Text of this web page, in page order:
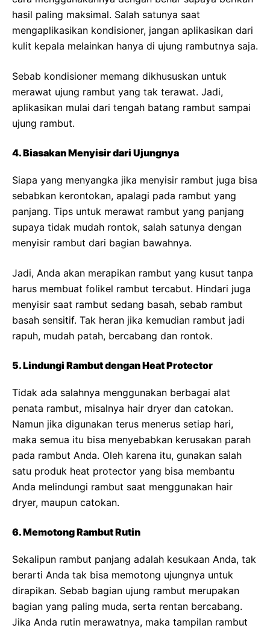
hasil paling maksimal. Salah satunya saat
mengaplikasikan kondisioner, jangan aplikasikan dari
kulit kepala melainkan hanya di ujung rambutnya saja.
Sebab kondisioner memang dikhususkan untuk
merawat ujung rambut yang tak terawat. Jadi,
aplikasikan mulai dari tengah batang rambut sampai
ujung rambut.
4. Biasakan Menyisir dari Ujungnya
Siapa yang menyangka jika menyisir rambut juga bisa
sebabkan kerontokan, apalagi pada rambut yang
panjang. Tips untuk merawat rambut yang panjang
supaya tidak mudah rontok, salah satunya dengan
menyisir rambut dari bagian bawahnya.
Jadi, Anda akan merapikan rambut yang kusut tanpa
harus membuat folikel rambut tercabut. Hindari juga
menyisir saat rambut sedang basah, sebab rambut
basah sensitif. Tak heran jika kemudian rambut jadi
rapuh, mudah patah, bercabang dan rontok.
5. Lindungi Rambut dengan Heat Protector
Tidak ada salahnya menggunakan berbagai alat
penata rambut, misalnya hair dryer dan catokan.
Namun jika digunakan terus menerus setiap hari,
maka semua itu bisa menyebabkan kerusakan parah
pada rambut Anda. Oleh karena itu, gunakan salah
satu produk heat protector yang bisa membantu
Anda melindungi rambut saat menggunakan hair
dryer, maupun catokan.
6. Memotong Rambut Rutin
Sekalipun rambut panjang adalah kesukaan Anda, tak
berarti Anda tak bisa memotong ujungnya untuk
dirapikan. Sebab bagian ujung rambut merupakan
bagian yang paling muda, serta rentan bercabang.
Jika Anda rutin merawatnya, maka tampilan rambut